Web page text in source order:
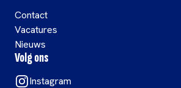
Contact
Vacatures
Nieuws
Volg ons
Instagram